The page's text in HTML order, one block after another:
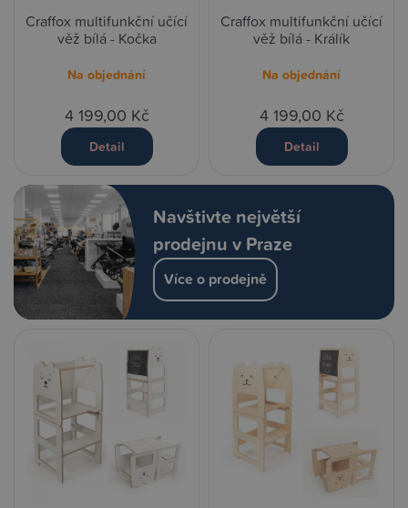
Navštivte největší
prodejnu v Praze
Více o prodejně
Craffox multifunkční učící
věž bílá - Kočka
Na objednání
4 199,00 Kč
Detail
Craffox multifunkční učící
věž bílá - Králík
Na objednání
4 199,00 Kč
Detail